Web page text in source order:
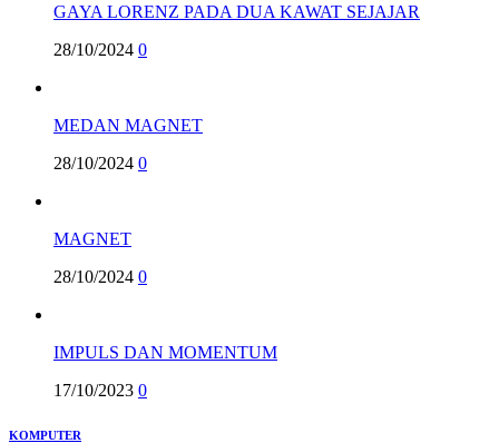
GAYA LORENZ PADA DUA KAWAT SEJAJAR
28/10/2024 0
MEDAN MAGNET
28/10/2024 0
MAGNET
28/10/2024 0
IMPULS DAN MOMENTUM
17/10/2023 0
KOMPUTER